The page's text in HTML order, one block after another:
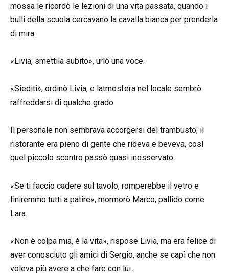
mossa le ricordò le lezioni di una vita passata, quando i
bulli della scuola cercavano la cavalla bianca per prenderla
di mira.
«Livia, smettila subito», urlò una voce.
«Siediti», ordinò Livia, e latmosfera nel locale sembrò
raffreddarsi di qualche grado.
Il personale non sembrava accorgersi del trambusto; il
ristorante era pieno di gente che rideva e beveva, così
quel piccolo scontro passò quasi inosservato.
«Se ti faccio cadere sul tavolo, romperebbe il vetro e
finiremmo tutti a patire», mormorò Marco, pallido come
Lara.
«Non è colpa mia, è la vita», rispose Livia, ma era felice di
aver conosciuto gli amici di Sergio, anche se capì che non
voleva più avere a che fare con lui.